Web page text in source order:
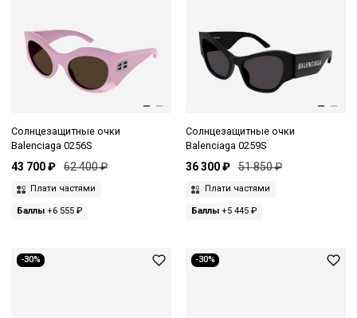
Солнцезащитные очки
Balenciaga 0256S
43 700 ₽ 62 400 ₽
Плати частями
Баллы +6 555 ₽
Солнцезащитные очки
Balenciaga 0259S
36 300 ₽ 51 850 ₽
Плати частями
Баллы+5 445 ₽
-30% -30%